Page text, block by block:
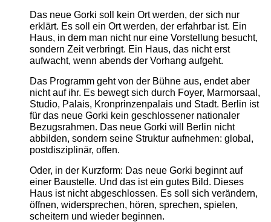
Das neue Gorki soll kein Ort werden, der sich nur
erklärt. Es soll ein Ort werden, der erfahrbar ist. Ein
Haus, in dem man nicht nur eine Vorstellung besucht,
sondern Zeit verbringt. Ein Haus, das nicht erst
aufwacht, wenn abends der Vorhang aufgeht.
Das Programm geht von der Bühne aus, endet aber
nicht auf ihr. Es bewegt sich durch Foyer, Marmorsaal,
Studio, Palais, Kronprinzenpalais und Stadt. Berlin ist
für das neue Gorki kein geschlossener nationaler
Bezugsrahmen. Das neue Gorki will Berlin nicht
abbilden, sondern seine Struktur aufnehmen: global,
postdisziplinär, offen.
Oder, in der Kurzform: Das neue Gorki beginnt auf
einer Baustelle. Und das ist ein gutes Bild. Dieses
Haus ist nicht abgeschlossen. Es soll sich verändern,
öffnen, widersprechen, hören, sprechen, spielen,
scheitern und wieder beginnen.